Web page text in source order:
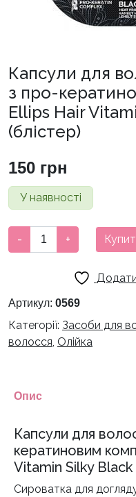
Капсули для
з про-
Ellips Hair
(блістер)
150 грн
У наявності
Капсули
для
ніч"
кератиновим
Hair
Silky
Black
(блістер)
кількість
- +
Артикул: 0569
Категорії: Засоби для
волосся, Олійка
Опис
Капсули для
кератиновим
Vitamin Silky Black
Сироватка для